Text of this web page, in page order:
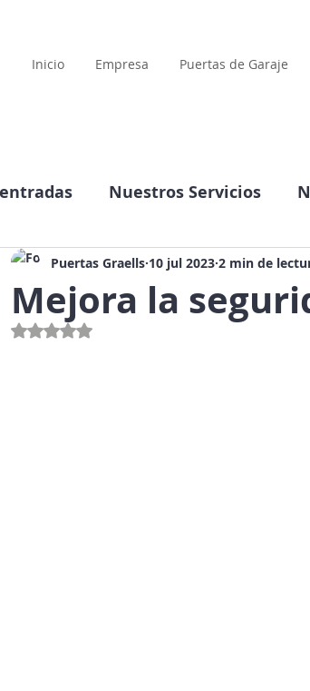
Inicio Empresa Puertas de Garaje
Nuestros Servicios
Publicidad Compañía
Mejora la
Puertas Graells 10 jul 2023 2 min de
Obtuvo NaN de 5 estrellas.